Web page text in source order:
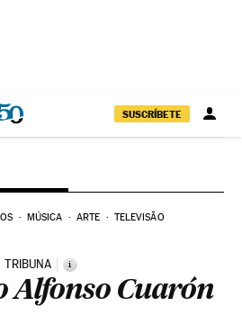
SUSCRÍBETE
MÚSICA ARTE TELEVISÃO
TRIBUNA i
Alfonso Cuarón